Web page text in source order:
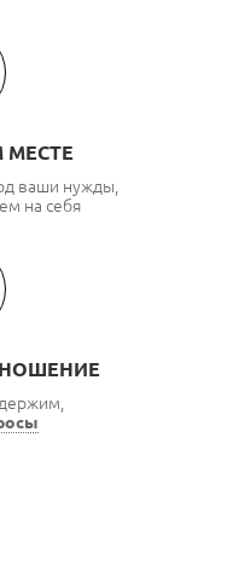
МЕСТЕ
ваши нужды,
на себя